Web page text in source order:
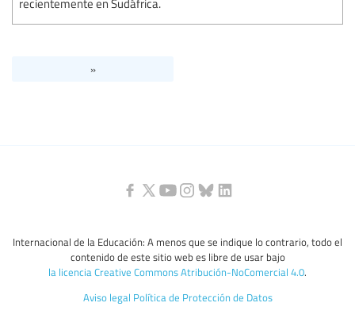
»
Internacional de la Educación: A menos que se indique lo contrario, todo el
contenido de este sitio web es libre de usar bajo
la licencia Creative Commons Atribución-NoComercial 4.0.
Aviso legal Política de Protección de Datos